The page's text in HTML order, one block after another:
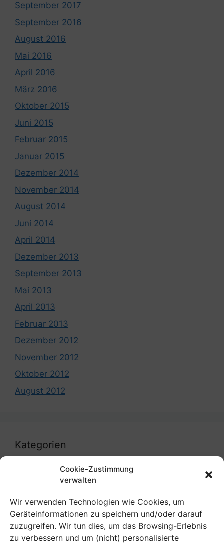
Cookie-Zustimmung
verwalten
Wir verwenden Technologien wie Cookies, um
Geräteinformationen zu speichern und/oder darauf
zuzugreifen. Wir tun dies, um das Browsing-Erlebnis
zu verbessern und um (nicht) personalisierte
September 2017
September 2016
August 2016
Mai 2016
April 2016
März 2016
Oktober 2015
Juni 2015
Februar 2015
Januar 2015
Dezember 2014
November 2014
August 2014
Juni 2014
April 2014
Dezember 2013
September 2013
Mai 2013
April 2013
Februar 2013
Dezember 2012
November 2012
Oktober 2012
August 2012
Kategorien
coronavirus